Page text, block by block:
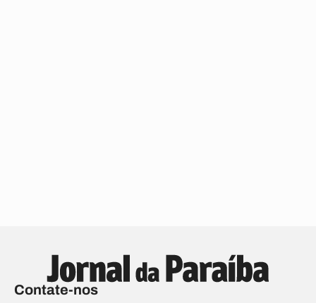
Contate-nos